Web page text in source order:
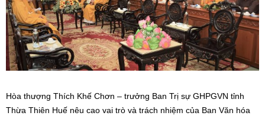
Hòa thượng Thích Khế Chơn – trưởng Ban Trị sự GHPGVN tỉnh
Thừa Thiên Huế nêu cao vai trò và trách nhiệm của Ban Văn hóa